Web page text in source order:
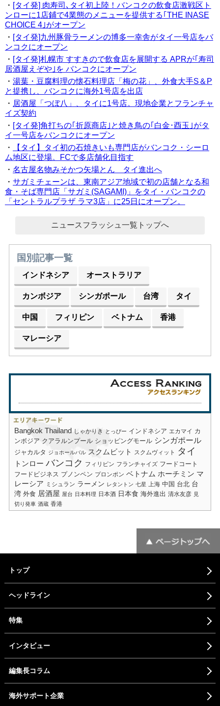
・ [タイ発] 肉寿司､タイ初上陸！バンコクの飲食店激戦区ト
ンローに1店鋪で4業態のメニューを提供する｢THE INASE
CHOICE 4｣がオープン
・ [タイ発]九州豚骨ラーメンの博多一幸舎がタイ一号店をバ
ンコクにオープン
・ [タイ発]札幌市 すすきので飲食店を展開する APRが｢寿司
居酒屋えぞや｣を バンコクにオープン
・ 湯葉・豆腐料理の懐石料理店「梅の花」、外食大手S＆P
と提携し、バンコクに海外1号店を出店
・ 居酒屋「つぼ八」、タイに1号店。現地企業とフランチャ
イズ契約
・ [タイ発]角打ちの｢折原商店｣と焼き鳥の｢白金･酉玉｣がタ
イ一号店をバンコクにオープン
・
【タイ】タイ初の石焼きいも専門店がバンコク・シーロ
ム地区に登場。FCで多店舗化目指す
・ 名古屋名物みそかつ矢場とん タイ進出へ
・ サガミチェーンは、東南アジア地域で初の店舗となる和
食・そば専門店「サガミ(SAGAMI)」をタイ・バンコクの
「セントラルプラザ ラマ3店」に25日にオープン。
ニュースフラッシュ一覧トップへ
国別記事一覧
インドネシア オーストラリア
カンボジア シンガポール 台湾 タイ
中国 フィリピン ベトナム 香港
マレーシア
Bangkok Thailand しゃかりき とっぴー インドネシア エカマイ カ
ンボジア クアラルンプール ショッピングモール シンガポール
ジャカルタ ジョホールバル スクムビット スクムヴィット タイ
トンロー バンコク フィリピン フランチャイズ フードコート
フードビジネス プノンペン プロンポン ベトナム ホーチミン マ
レーシア ミシュラン ラーメン レタントン 七星 上海 中国 台北 台
湾 外食 居酒屋 屋台 日本料理 日本酒 日本食 海外進出 清水友彦 見
切り発車 酒蔵 香港
トップ
ヘッドライン
特集
インタビュー
編集長コラム
海外サポート企業